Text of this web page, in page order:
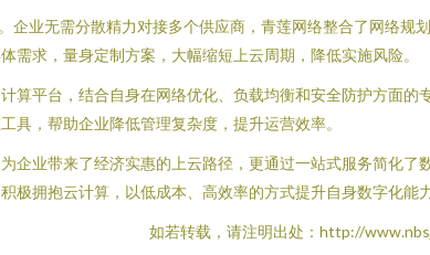
企业无需分散精力对接多个供应商，青莲网络整合了网络
需求，量身定制方案，大幅缩短上云周期，降低实施风险。
算平台，结合自身在网络优化、负载均衡和安全防护方面
具，帮助企业降低管理复杂度，提升运营效率。
企业带来了经济实惠的上云路径，更通过一站式服务简化
极拥抱云计算，以低成本、高效率的方式提升自身数字化能力
如若转载，请注明出处：http://